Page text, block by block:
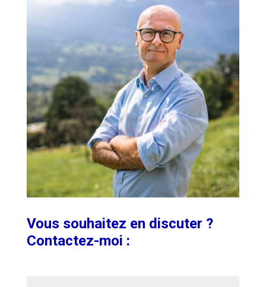
Vous souhaitez en discuter ?
Contactez-moi :